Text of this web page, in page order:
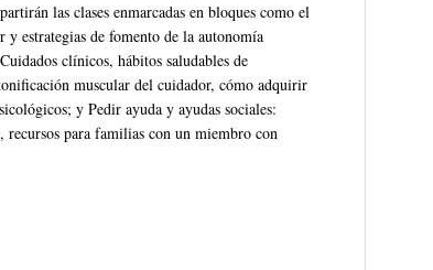
las clases enmarcadas en bloques como el
y estrategias de fomento de la autonomía
clínicos, hábitos saludables de
muscular del cuidador, cómo adquirir
y Pedir ayuda y ayudas sociales:
recursos para familias con un miembro con